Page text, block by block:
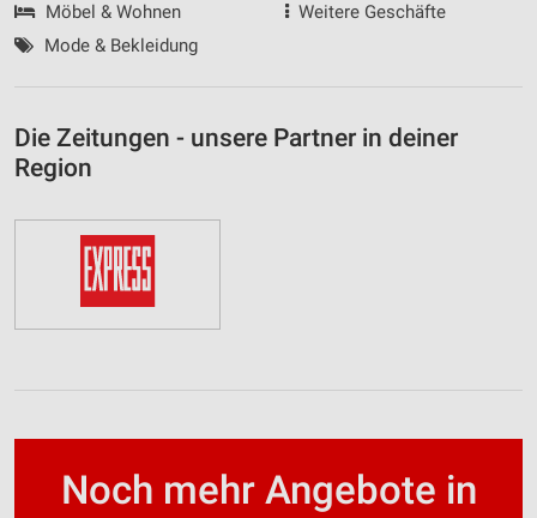
Möbel & Wohnen
Mode & Bekleidung
Weitere Geschäfte
Die Zeitungen - unsere Partner in deiner
Region
Noch mehr Angebote in